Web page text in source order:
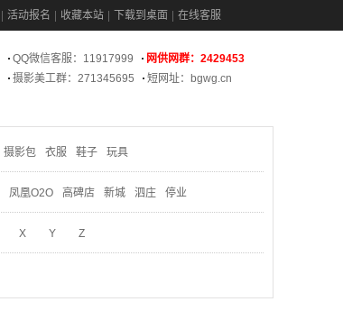
活动报名 收藏本站 下载到桌面 在线客服
QQ微信客服：11917999
网供网群：2429453
摄影美工群：271345695
短网址：bgwg.cn
摄影包 衣服 鞋子 玩具
凤凰O2O 高碑店 新城 泗庄 停业
X Y Z